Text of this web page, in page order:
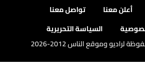
أعلن معنا
تواصل معنا
السياسة التحريرية
وموقع الناس 2012-2026